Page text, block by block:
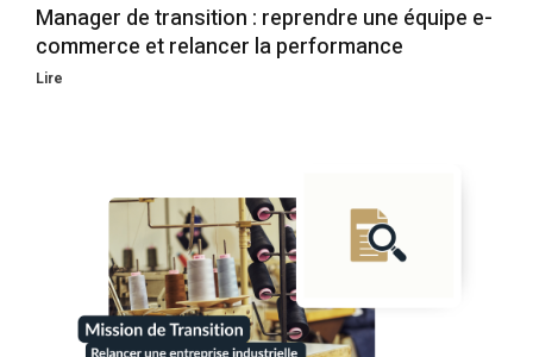
Manager de transition : reprendre une équipe e-
commerce et relancer la performance
Lire